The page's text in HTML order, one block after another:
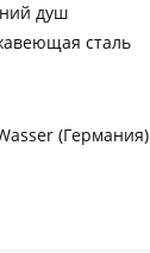
душ
сталь
(Германия)